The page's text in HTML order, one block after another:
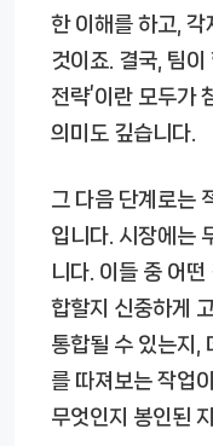
한 이해를 하고,
것이죠. 결국, 팀이
전략’이란 모두가
의미도 깊습니다.
그 다음 단계로는
입니다. 시장에는
니다. 이들 중 어
합할지 신중하게
통합될 수 있는지,
를 따져보는 작업
무엇인지 봉인된